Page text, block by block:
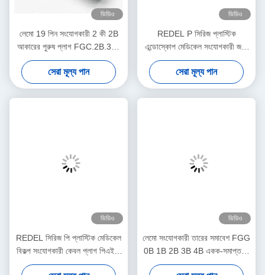
ভিডিও
লেমো 19 পিন সংযোগকারী 2 কী 2B
আকারের পুরুষ প্লাগ FGC.2B.319
মডেল
সেরা মূল্য পান
ভিডিও
REDEL P সিরিজ প্লাস্টিক
এন্ডোস্কোপ মেডিকেল সংযোগকারী জন্য
Lemo কেবল সংযোগকারী
সেরা মূল্য পান
ভিডিও
REDEL সিরিজ পি প্লাস্টিক মেডিকেল
বিকল্প সংযোগকারী কেবল প্লাগ পিএইজি
ধাক্কা টানুন সংযোগকারী
ভিডিও
লেমো সংযোগকারী তারের সমাবেশ FGG
0B 1B 2B 3B 4B একক-সমাপ্ত বা
দ্বৈত-সমাপ্ত